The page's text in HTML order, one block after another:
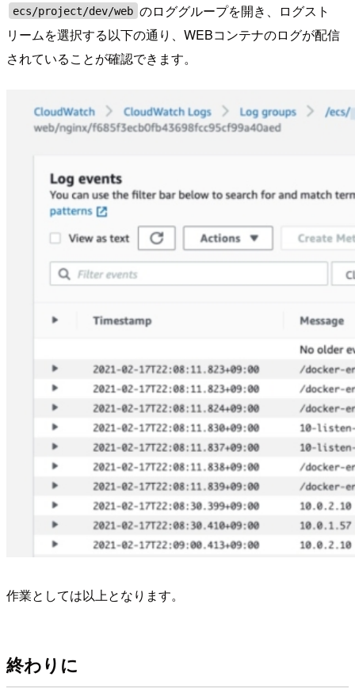
ecs/project/dev/web のロググループを開き、ログスト
リームを選択する以下の通り、WEBコンテナのログが配信
されていることが確認できます。
作業としては以上となります。
終わりに